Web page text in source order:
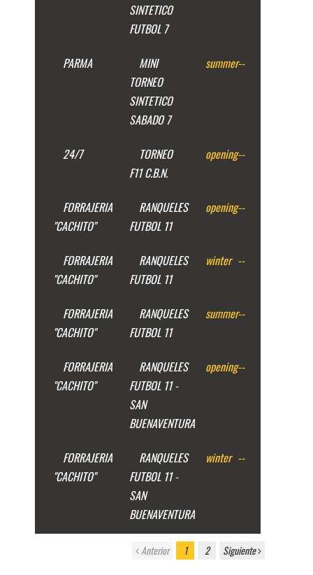
SINTETICO
FUTBOL 7
PARMA
MINI
TORNEO
SINTETICO
SABADO 7
summer--
24/7
TORNEO
F11 C.B.N.
opening--
FORRAJERIA
"CACHITO"
RANQUELES
FUTBOL 11
opening--
FORRAJERIA
"CACHITO"
RANQUELES
FUTBOL 11
winter --
FORRAJERIA
"CACHITO"
RANQUELES
FUTBOL 11
summer--
FORRAJERIA
"CACHITO"
RANQUELES
FUTBOL 11 -
SAN
BUENAVENTURA
opening--
FORRAJERIA
"CACHITO"
RANQUELES
FUTBOL 11 -
SAN
BUENAVENTURA
winter --
Anterior 1 2 Siguiente